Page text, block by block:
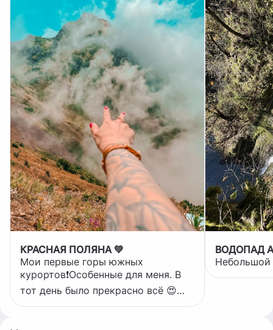
КРАСНАЯ ПОЛЯНА 💚
Мои первые горы южных
курортов❗️Особенные для меня. В
тот день было прекрасно всё 😍
Место, в которое мне с
ВОДОПАД